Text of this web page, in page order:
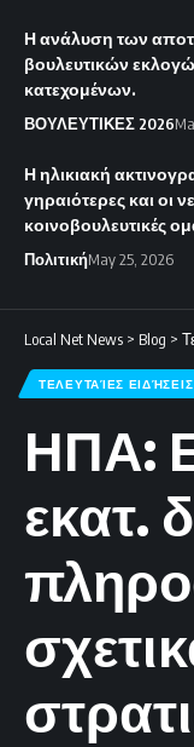
Η ανάλυση των
βουλευτικών
κατεχομένων.
ΒΟΥΛΕΥΤΙΚΕΣ 2026
Η ηλικιακή
γηραιότερες και οι
κοινοβουλευτικές
ΠολιτικήMay 25, 2026
Local Net News > Blog >
ΤΕΛΕΥΤΑΊΕΣ ΕΙΔΉΣΕΙΣ
ΗΠΑ:
εκατ.